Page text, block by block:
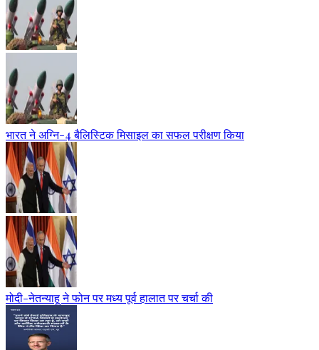
भारत ने अग्नि-4 बैलिस्टिक मिसाइल का सफल परीक्षण किया
मोदी-नेतन्याहू ने फोन पर मध्य पूर्व हालात पर चर्चा की